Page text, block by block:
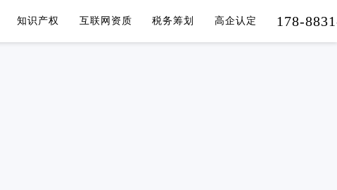
知识产权 互联网资质 税务筹划 高企认定 178-